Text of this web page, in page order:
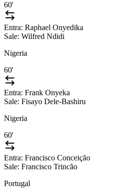
60'
Entra: Raphael Onyedika
Sale: Wilfred Ndidi
Nigeria
60'
Entra: Frank Onyeka
Sale: Fisayo Dele-Bashiru
Nigeria
60'
Entra: Francisco Conceição
Sale: Francisco Trincão
Portugal